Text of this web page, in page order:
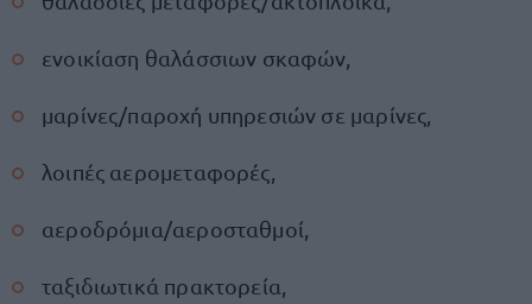
ενοικίαση θαλάσσιων σκαφών,
μαρίνες/παροχή υπηρεσιών σε μαρίνες,
λοιπές αερομεταφορές,
αεροδρόμια/αεροσταθμοί,
ταξιδιωτικά πρακτορεία,